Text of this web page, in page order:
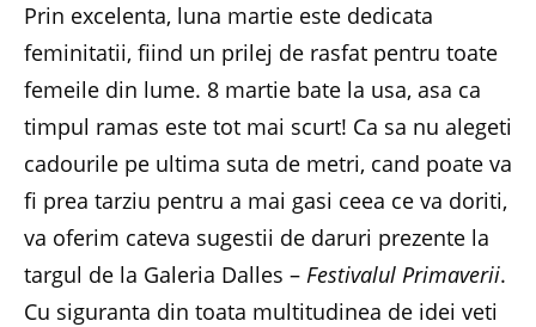
Prin excelenta, luna martie este dedicata
feminitatii, fiind un prilej de rasfat pentru toate
femeile din lume. 8 martie bate la usa, asa ca
timpul ramas este tot mai scurt! Ca sa nu alegeti
cadourile pe ultima suta de metri, cand poate va
fi prea tarziu pentru a mai gasi ceea ce va doriti,
va oferim cateva sugestii de daruri prezente la
targul de la Galeria Dalles – Festivalul Primaverii.
Cu siguranta din toata multitudinea de idei veti